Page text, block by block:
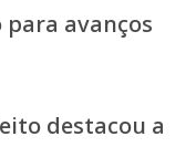
avanços
destacou a